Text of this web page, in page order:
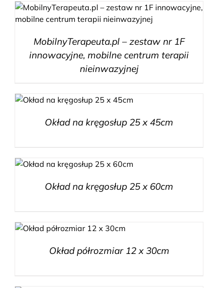
MobilnyTerapeuta.pl – zestaw nr 1F
innowacyjne, mobilne centrum terapii
nieinwazyjnej
Okład na kręgosłup 25 x 45cm
Okład na kręgosłup 25 x 60cm
Okład półrozmiar 12 x 30cm